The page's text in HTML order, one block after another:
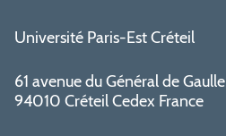
Université Paris-Est Créteil
61 avenue du Général de Gaulle
94010 Créteil Cedex France